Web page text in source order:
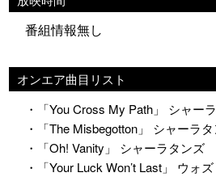
番組情報無し
オンエア曲目リスト
・「You Cross My Path」 シャー
・「The Misbegotton」 シャーラ
・「Oh! Vanity」 シャーラタンズ
・「Your Luck Won’t Last」 ウォ